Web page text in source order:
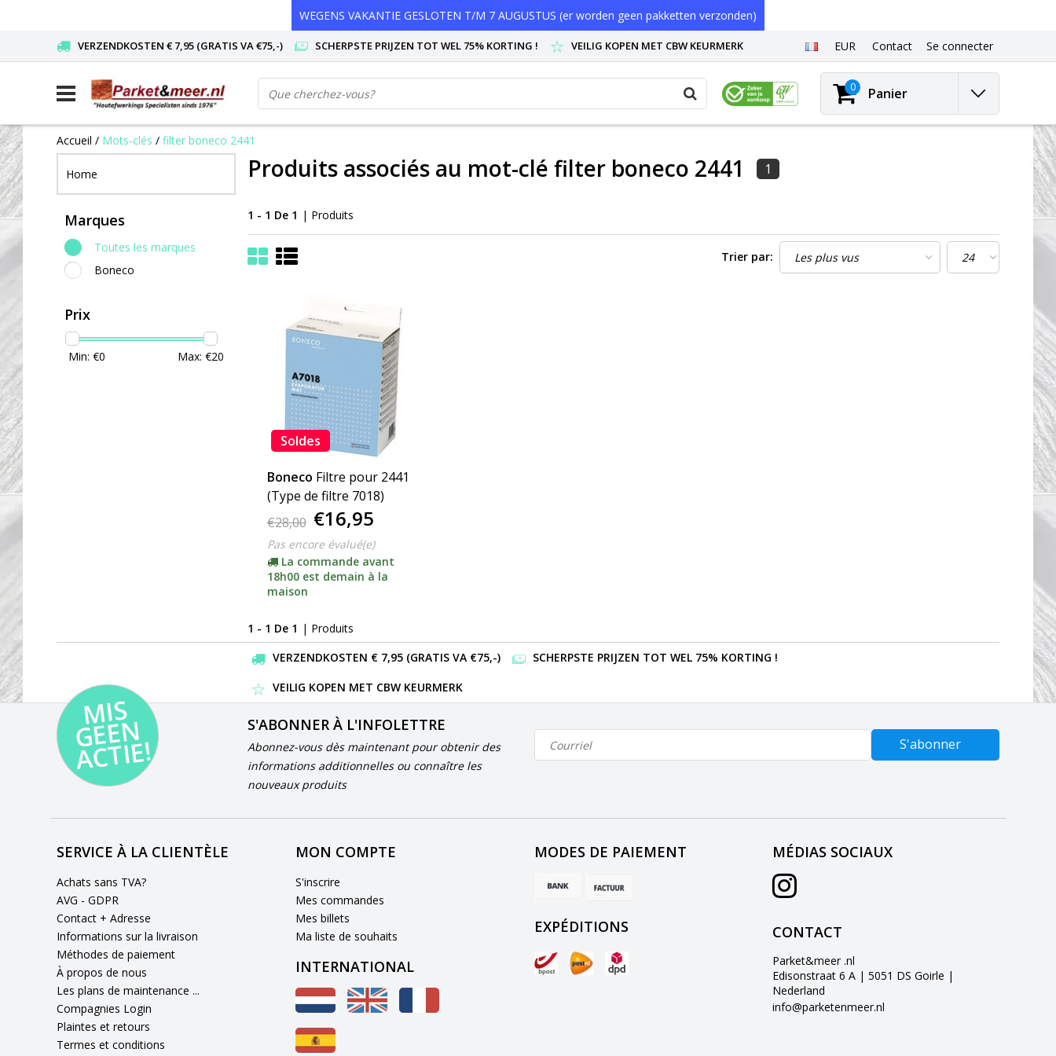
WEGENS VAKANTIE GESLOTEN T/M 7 AUGUSTUS (er worden geen pakketten verzonden)
VERZENDKOSTEN € 7,95 (GRATIS VA €75,-) SCHERPSTE PRIJZEN TOT WEL 75% KORTING ! VEILIG KOPEN MET CBW KEURMERK EUR Contact Se connecter
0 Panier
Accueil / Mots-clés / filter boneco 2441
Home
Marques
Toutes les marques
Boneco
Prix
Min: €0 Max: €20
Produits associés au mot-clé filter boneco 2441 1
1 - 1 De 1 | Produits
Trier par:
Soldes
Boneco Filtre pour 2441
(Type de filtre 7018)
€28,00 €16,95
Pas encore évalué(e)
La commande avant
18h00 est demain à la
maison
1 - 1 De 1 | Produits
VERZENDKOSTEN € 7,95 (GRATIS VA €75,-)
SCHERPSTE PRIJZEN TOT WEL 75% KORTING !
VEILIG KOPEN MET CBW KEURMERK
MI
S
G
E
E
N
A
C
TI
E!
S'ABONNER À L'INFOLETTRE
Abonnez-vous dès maintenant pour obtenir des
informations additionnelles ou connaître les
nouveaux produits
S'abonner
SERVICE À LA CLIENTÈLE
Achats sans TVA?
AVG - GDPR
Contact + Adresse
Informations sur la livraison
Méthodes de paiement
À propos de nous
Les plans de maintenance ...
Compagnies Login
Plaintes et retours
Termes et conditions
MON COMPTE
S'inscrire
Mes commandes
Mes billets
Ma liste de souhaits
INTERNATIONAL
MODES DE PAIEMENT
EXPÉDITIONS
MÉDIAS SOCIAUX
CONTACT
Parket&meer .nl
Edisonstraat 6 A | 5051 DS Goirle |
Nederland
info@parketenmeer.nl